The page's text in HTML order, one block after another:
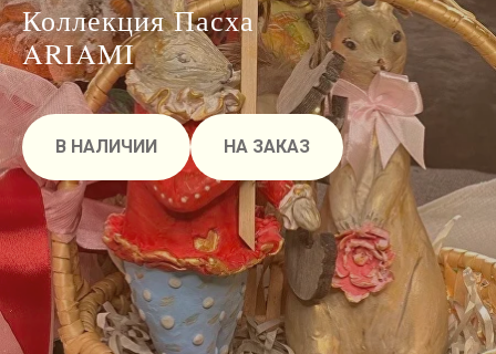
Коллекция Пасха
ARIAMI
В НАЛИЧИИ НА ЗАКАЗ